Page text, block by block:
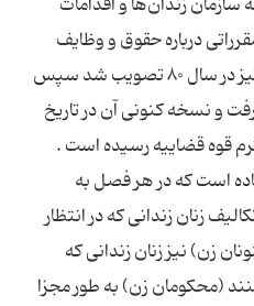
درباره حقوق و وظایف
زندانیان، اعم از زن و مرد است، نیز در سال ۸۰ تصویب شد سپس
و نسخه کنونی آن در تاریخ
حاوی چهار فصل و ۷۰ ماده است که در هر فصل به
زنان زندانی که در انتظار
زن) نیز زنان زندانی که
(محکومان زن) به طور مجزا